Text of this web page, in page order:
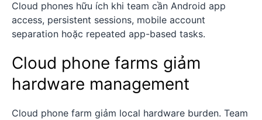
Cloud phones hữu ích khi team cần Android app
access, persistent sessions, mobile account
separation hoặc repeated app-based tasks.
Cloud phone farms giảm
hardware management
Cloud phone farm giảm local hardware burden. Team